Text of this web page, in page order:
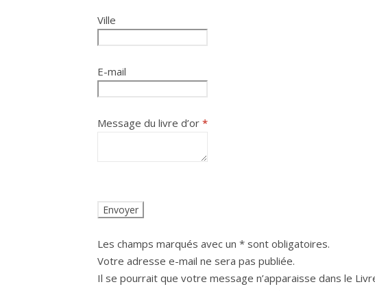
Ville
E-mail
Message du livre d’or *
Les champs marqués avec un * sont obligatoires.
Votre adresse e-mail ne sera pas publiée.
Il se pourrait que votre message n’apparaisse dans le